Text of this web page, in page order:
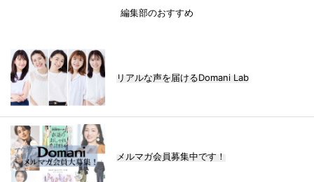
編集部のおすすめ
リアルな声を届けるDomani Lab
メルマガ会員募集中です！